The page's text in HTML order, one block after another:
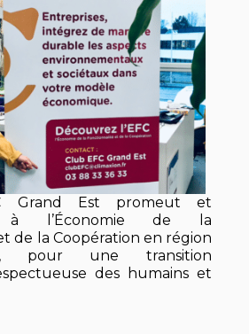
Grand Est promeut et
à l’Économie de la
de la Coopération en région
pour une transition
des humains et